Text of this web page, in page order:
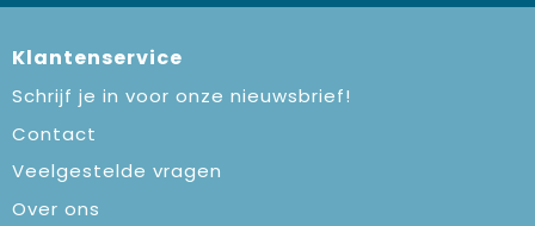
Klantenservice
Schrijf je in voor onze nieuwsbrief!
Contact
Veelgestelde vragen
Over ons